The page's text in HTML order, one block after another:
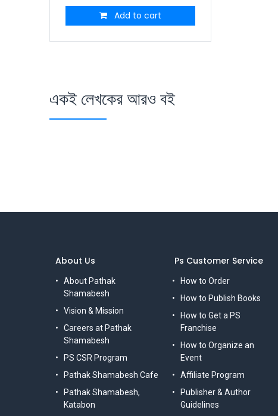
Add to cart
একই লেখকের আরও বই
Ps Customer Service
How to Order
How to Publish Books
How to Get a PS
Franchise
How to Organize an
Event
Affiliate Program
Publisher & Author
Guidelines
About Us
About Pathak
Shamabesh
Vision & Mission
Careers at Pathak
Shamabesh
PS CSR Program
Pathak Shamabesh Cafe
Pathak Shamabesh,
Katabon